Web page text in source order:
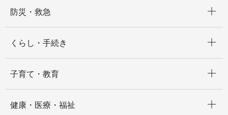
防災・救急
くらし・手続き
子育て・教育
健康・医療・福祉